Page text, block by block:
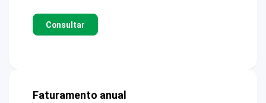
Consultar
Faturamento anual